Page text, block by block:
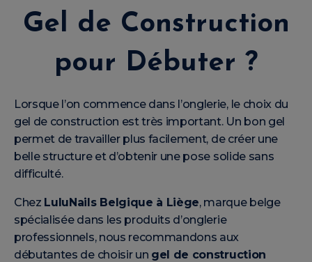
Gel de Construction
pour Débuter ?
Lorsque l’on commence dans l’onglerie, le choix du
gel de construction est très important. Un bon gel
permet de travailler plus facilement, de créer une
belle structure et d’obtenir une pose solide sans
difficulté.
Chez LuluNails Belgique à Liège, marque belge
spécialisée dans les produits d’onglerie
professionnels, nous recommandons aux
débutantes de choisir un gel de construction